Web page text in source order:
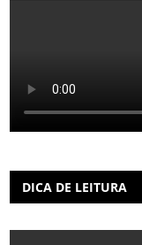
DICA DE LEITURA